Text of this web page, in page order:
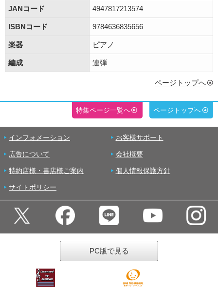
JANコード 4947817213574
ISBNコード 9784636835656
楽器 ピアノ
編成 連弾
ページトップへ
特集ページ一覧へ ページトップへ
インフォメーション お客様サポート
広告について 会社概要
特約店様・書店様ご案内 個人情報保護方針
サイトポリシー
PC版で見る